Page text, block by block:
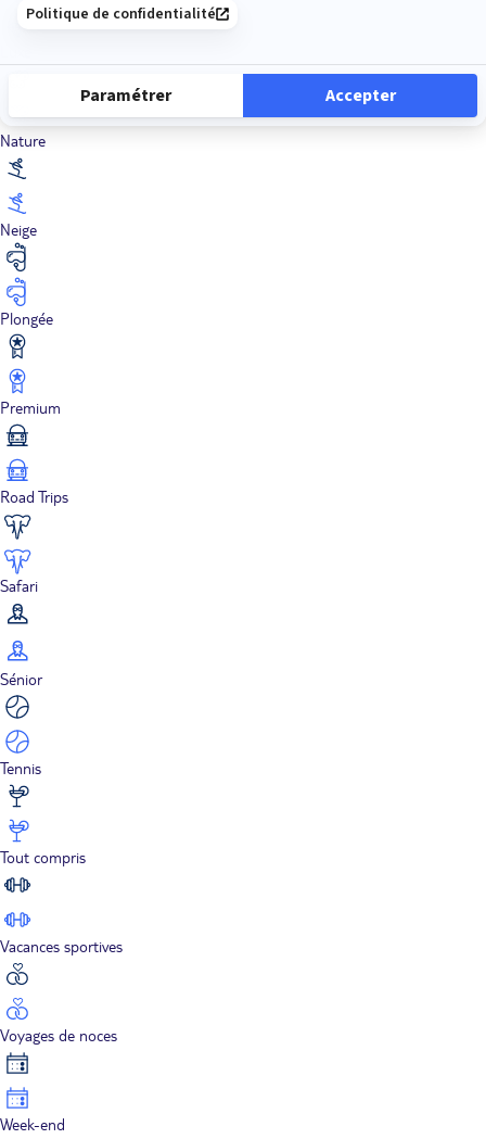
Nature
Neige
Plongée
Premium
Road Trips
Safari
Sénior
Tennis
Tout compris
Vacances sportives
Voyages de noces
Week-end